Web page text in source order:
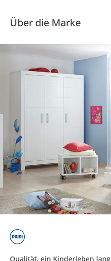
Über die Marke
Qualität, ein Kinderleben lang